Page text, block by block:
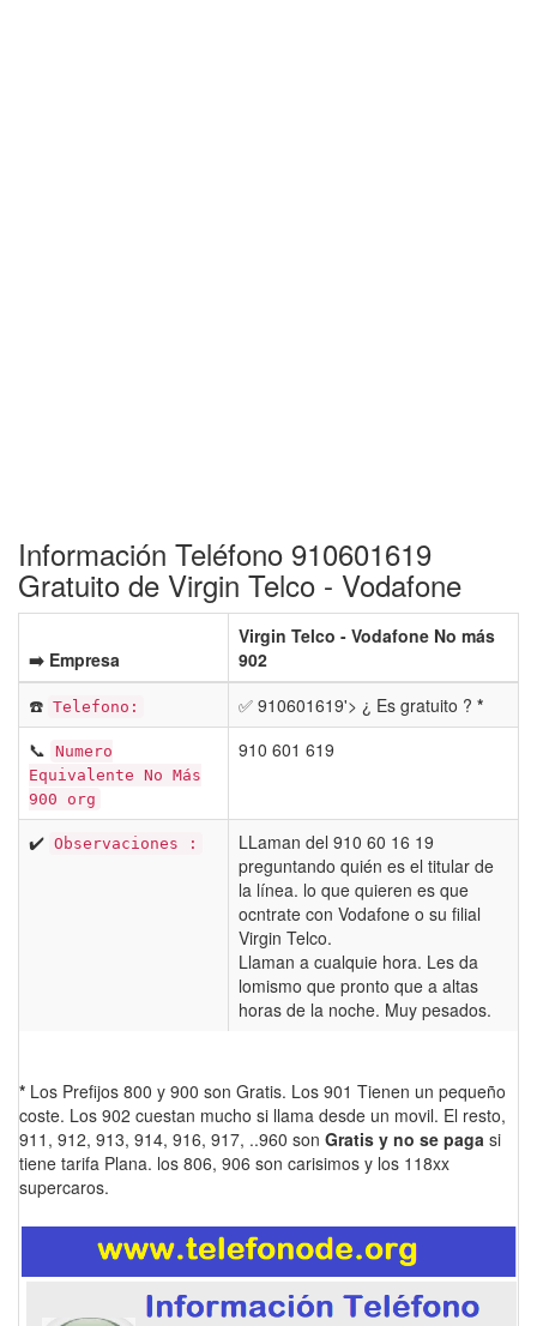
Información Teléfono 910601619
Gratuito de Virgin Telco - Vodafone
➡️ Empresa
Virgin Telco - Vodafone No más
902
☎️ Telefono: ✅ 910601619'> ¿ Es gratuito ? *
📞 Numero
Equivalente No Más
900 org
910 601 619
✔️ Observaciones :
LLaman del 910 60 16 19
preguntando quién es el titular de
la línea. lo que quieren es que
ocntrate con Vodafone o su filial
Virgin Telco.
Llaman a cualquie hora. Les da
lomismo que pronto que a altas
horas de la noche. Muy pesados.
* Los Prefijos 800 y 900 son Gratis. Los 901 Tienen un pequeño
coste. Los 902 cuestan mucho si llama desde un movil. El resto,
911, 912, 913, 914, 916, 917, ..960 son Gratis y no se paga si
tiene tarifa Plana. los 806, 906 son carisimos y los 118xx
supercaros.